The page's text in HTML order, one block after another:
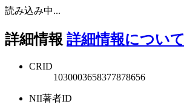
読み込み中...
詳細情報 詳細情報について
CRID
1030003658377878656
NII著者ID